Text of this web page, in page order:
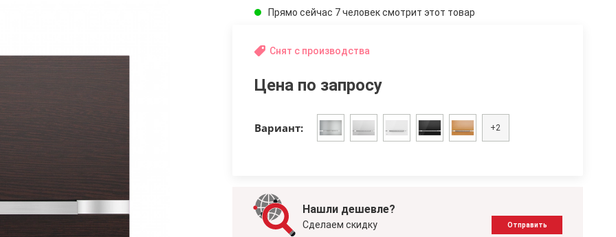
Прямо сейчас 7 человек смотрит этот товар
Снят с производства
Цена по запросу
Вариант: +2
Нашли дешевле?
Сделаем скидку Отправить